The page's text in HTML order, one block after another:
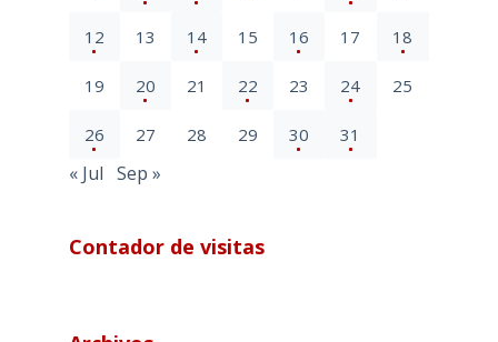
12 13 14 15 16 17 18
19 20 21 22 23 24 25
26 27 28 29 30 31
« Jul Sep »
Contador de visitas